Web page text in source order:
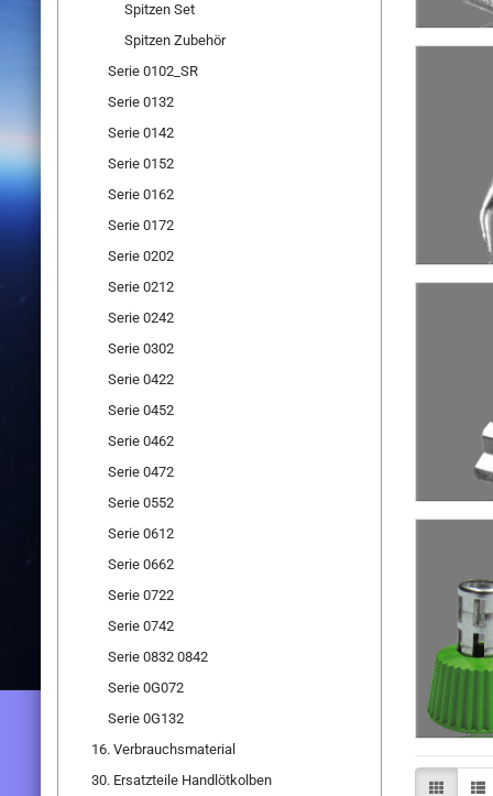
Spitzen Set
Spitzen Zubehör
Serie 0102_SR
Serie 0132
Serie 0142
Serie 0152
Serie 0162
Serie 0172
Serie 0202
Serie 0212
Serie 0242
Serie 0302
Serie 0422
Serie 0452
Serie 0462
Serie 0472
Serie 0552
Serie 0612
Serie 0662
Serie 0722
Serie 0742
Serie 0832 0842
Serie 0G072
Serie 0G132
16. Verbrauchsmaterial
30. Ersatzteile Handlötkolben